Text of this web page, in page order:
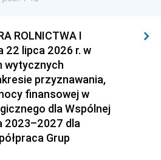
ROLNICTWA I
22 lipca 2026 r. w
wytycznych
przyznawania,
finansowej w
dla Wspólnej
2023–2027 dla
Grup